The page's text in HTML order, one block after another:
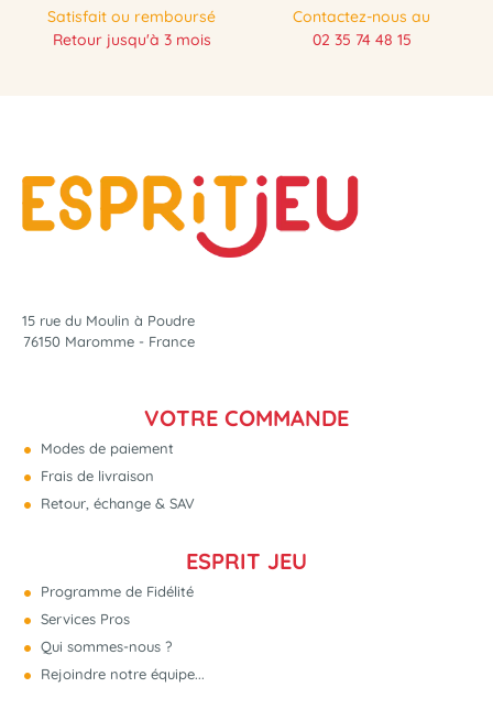
Satisfait ou remboursé
Retour jusqu'à 3 mois
Contactez-nous au
02 35 74 48 15
15 rue du Moulin à Poudre
76150 Maromme - France
VOTRE COMMANDE
Modes de paiement
Frais de livraison
Retour, échange & SAV
ESPRIT JEU
Programme de Fidélité
Services Pros
Qui sommes-nous ?
Rejoindre notre équipe...